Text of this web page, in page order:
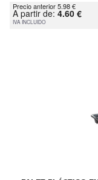
Precio anterior 5.98 €
A partir de: 4.60 €
IVA INCLUIDO